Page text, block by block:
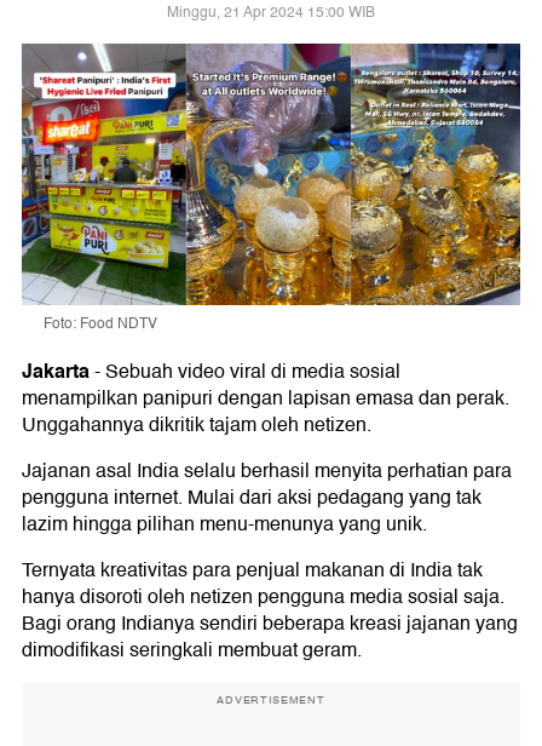
Minggu, 21 Apr 2024 15:00 WIB
Foto: Food NDTV
Jakarta-Sebuah video viral di media sosial
menampilkan panipuri dengan lapisan emasa dan perak.
Unggahannya dikritik tajam oleh netizen.
Jajanan asal India selalu berhasil menyita perhatian para
pengguna internet. Mulai dari aksi pedagang yang tak
lazim hingga pilihan menu-menunya yang unik.
Ternyata kreativitas para penjual makanan di India tak
hanya disoroti oleh netizen pengguna media sosial saja.
Bagi orang Indianya sendiri beberapa kreasi jajanan yang
dimodifikasi seringkali membuat geram.
ADVERTISEMENT